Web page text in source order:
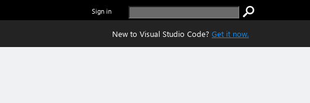
Sign in
New to Visual Studio Code? Get it now.